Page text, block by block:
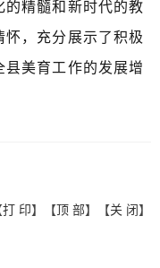
精髓和新时代的教
，充分展示了积极
美育工作的发展增
打 印】【顶 部】【关 闭】